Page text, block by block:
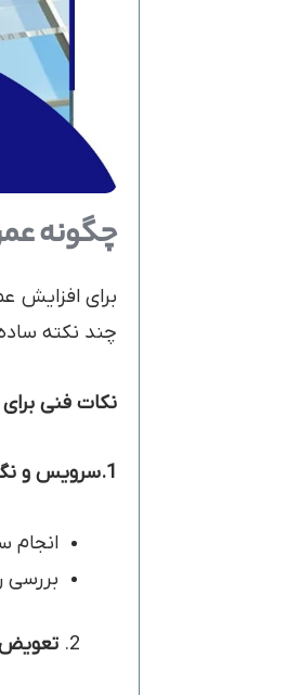
چگونه
برای افزایش
چند نکته
نکات فنی برای
1.سرویس و نگهداری منظم
انجام
بررسی